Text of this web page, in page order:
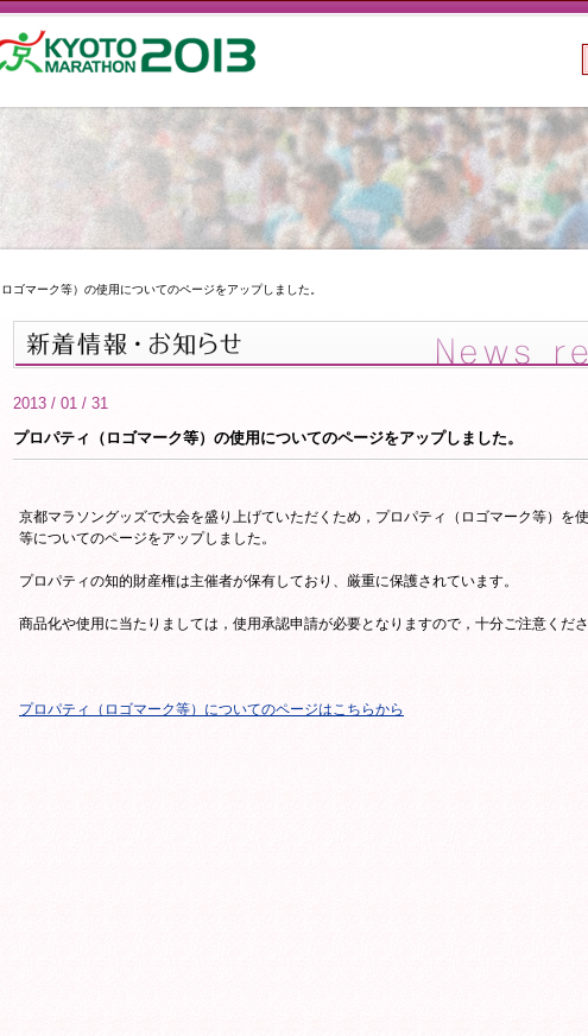
ゴマーク等）の使用についてのページをアップしました。
2013 / 01 / 31
プロパティ（ロゴマーク等）の使用についてのページをアップしました。
京都マラソングッズで大会を盛り上げていただくため，プロパティ（ロゴマーク等）を
等についてのページをアップしました。
プロパティの知的財産権は主催者が保有しており、厳重に保護されています。
商品化や使用に当たりましては，使用承認申請が必要となりますので，十分ご注意くだ
プロパティ（ロゴマーク等）についてのページはこちらから